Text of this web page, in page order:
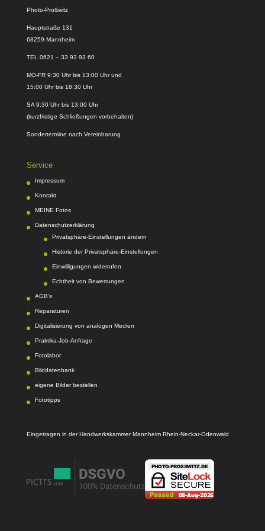
Photo-Proßwitz
Hauptstraße 131
68259 Mannheim
TEL 0621 – 33 93 93 60
MO-FR 9:30 Uhr bis 13:00 Uhr und
15:00 Uhr bis 18:30 Uhr
SA 9:30 Uhr bis 13:00 Uhr
(kurzfristige Schließungen vorbehalten)
Sondertermine nach Vereinbarung
Service
Impressum
Kontakt
MEINE Fotos
Datenschutzerklärung
Privatsphäre-Einstellungen ändern
Historie der Privatsphäre-Einstellungen
Einwilligungen widerrufen
Echtheit von Bewertungen
AGB’s
Reparaturen
Digitalisierung von analogen Medien
Praktika-Job-Anfrage
Fotolabor
Bilddatenbank
eigene Bilder bestellen
Fototipps
Eingetragen in der Handwerkskammer Mannheim Rhein-Neckar-Odenwald